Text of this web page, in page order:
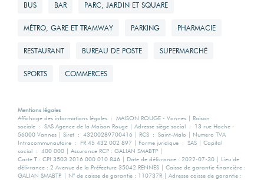
BUS BAR PARC, JARDIN ET SQUARE
MÉTRO, GARE ET TRAMWAY PARKING PHARMACIE
RESTAURANT BUREAU DE POSTE SUPERMARCHÉ
SPORTS COMMERCES
Mentions légales
Affichage des informations légales : MAISON ROUGE - Vannes | Raison
sociale : SAS Agence de la Maison Rouge | Adresse siège social : 13 rue Hoche -
56000 Vannes | Siret : 43200289700416 | RCS : Saint-Malo | Numero TVA
Intracommunautaire : FR 45 432 002 897 | Forme juridique : SAS | Capital
social : 400 000 | Assurance RCP : GALIAN SMABTP |
Carte T : CPI 3503 2016 000 010 846 | Date de délivrance : 2022-07-30 | Lieu de
délivrance : 2 Avenue de la Préfecture 35042 RENNES | Caisse de garantie financière :
GALIAN SMABTP. | N° de caisse de garantie : 110737R | Adresse caisse de garantie :